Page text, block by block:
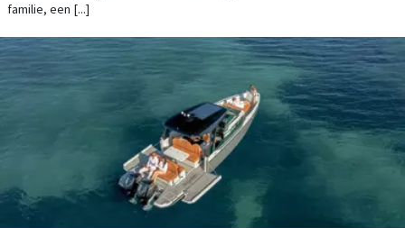
familie, een [...]